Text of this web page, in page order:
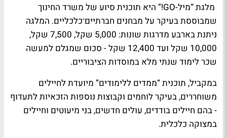
מלגת “מיל-GO!” היא תוכנית סיוע של משרד החינוך
שמבוססת בעיקר על מבחנים חברתיים־כלכליים. המלגה
ניתנת בארבע מדרגות שונות: 5,000 שקל, 7,500 שקל,
10,000 שקל ועד 12,400 שקל - סכום שמגלם למעשה
שכר לימוד שנתי מלא במוסדות הציבוריים.
במקביל, תוכנית “ממדים ללימודים” מיועדת לחיילים
משוחררים, בעיקר לוחמים וקבוצות נוספות הזכאיות לתעדוף
- בהם חיילים בודדים, עולים חדשים, בני מיעוטים וחיילים
במצוקה כלכלית.